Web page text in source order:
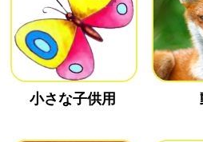
小さな子供用